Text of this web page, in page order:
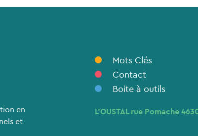
en
et
Mots Clés
Contact
Boite à outils
L’OUSTAL rue Pomache